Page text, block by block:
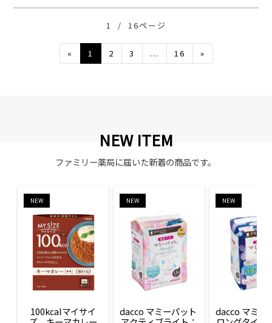
1 / 16ページ
« Previous
1 2 3 ... 16 »
NEW ITEM
ファミリー薬局に届いた新着の商品です。
NEW
100kcalマイサイ
NEW
dacco マミーパット
NEW
dacco マミー